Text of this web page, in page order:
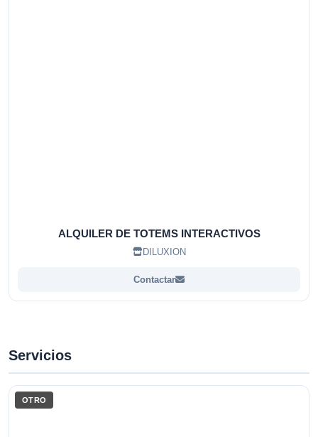
ALQUILER DE TOTEMS INTERACTIVOS
DILUXION
Contactar
Servicios
OTRO